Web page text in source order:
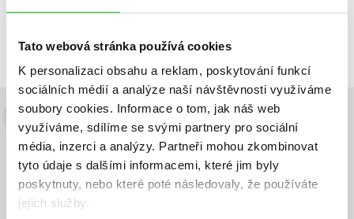
Tato webová stránka používá cookies
K personalizaci obsahu a reklam, poskytování funkcí
sociálních médií a analýze naší návštěvnosti využíváme
soubory cookies. Informace o tom, jak náš web
využíváme, sdílíme se svými partnery pro sociální
média, inzerci a analýzy. Partneři mohou zkombinovat
tyto údaje s dalšími informacemi, které jim byly
poskytnuty, nebo které poté následovaly, že používáte
jejich služby.
Zobrazuji 1 až 1 z celkem 1 záznamů
Předchozí 1 Další
Budete to vědět jako první!
Zajímá Vás, jaký knižní hit právě vychází, na jaké zboží je výhodná
sleva, jaká běží soutěž o ceny? Přihlášením k odběru našich e-
mailových novineksouhlasíte se zpracováním osobních údajů.